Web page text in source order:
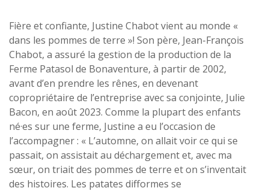
Fière et confiante, Justine Chabot vient au monde «
dans les pommes de terre »! Son père, Jean-François
Chabot, a assuré la gestion de la production de la
Ferme Patasol de Bonaventure, à partir de 2002,
avant d’en prendre les rênes, en devenant
copropriétaire de l’entreprise avec sa conjointe, Julie
Bacon, en août 2023. Comme la plupart des enfants
né·es sur une ferme, Justine a eu l’occasion de
l’accompagner : « L’automne, on allait voir ce qui se
passait, on assistait au déchargement et, avec ma
sœur, on triait des pommes de terre et on s’inventait
des histoires. Les patates difformes se